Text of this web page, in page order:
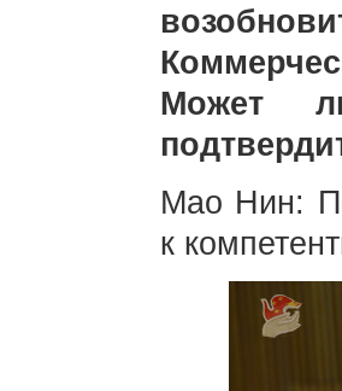
Может
Мао Нин:
к